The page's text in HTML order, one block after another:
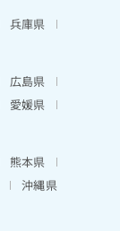
兵庫県
広島県
愛媛県
熊本県
沖縄県